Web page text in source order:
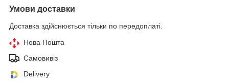
Умови доставки
Доставка здійснюється тільки по передоплаті.
Нова Пошта
Самовивіз
Delivery